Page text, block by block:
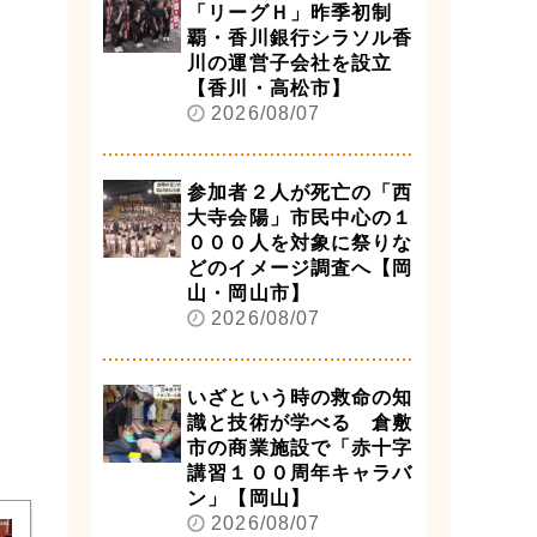
「リーグＨ」昨季初制
覇・香川銀行シラソル香
川の運営子会社を設立
【香川・高松市】
2026/08/07
参加者２人が死亡の「西
大寺会陽」市民中心の１
０００人を対象に祭りな
どのイメージ調査へ【岡
山・岡山市】
2026/08/07
いざという時の救命の知
識と技術が学べる 倉敷
市の商業施設で「赤十字
講習１００周年キャラバ
ン」【岡山】
2026/08/07